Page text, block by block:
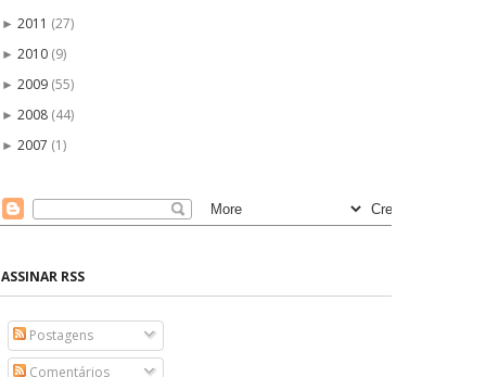
► 2011 (27)
► 2010 (9)
► 2009 (55)
► 2008 (44)
► 2007 (1)
ASSINAR RSS
Postagens
Comentários